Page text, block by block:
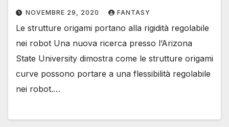
NOVEMBRE 29, 2020 FANTASY
Le strutture origami portano alla rigidità regolabile
nei robot Una nuova ricerca presso l’Arizona
State University dimostra come le strutture origami
curve possono portare a una flessibilità regolabile
nei robot.…